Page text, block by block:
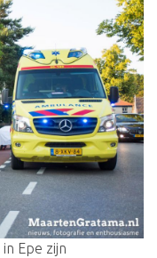
Epe zijn